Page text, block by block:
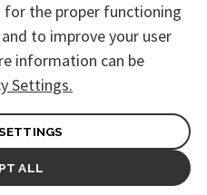
for the proper functioning
to improve your user
information can be
Settings.
ALL